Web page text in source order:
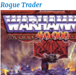
Rogue Trader